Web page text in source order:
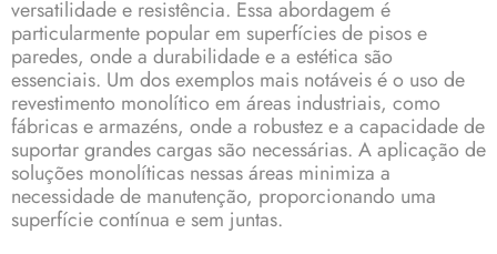
versatilidade e resistência. Essa abordagem é
particularmente popular em superfícies de pisos e
paredes, onde a durabilidade e a estética são
essenciais. Um dos exemplos mais notáveis é o uso de
revestimento monolítico em áreas industriais, como
fábricas e armazéns, onde a robustez e a capacidade de
suportar grandes cargas são necessárias. A aplicação de
soluções monolíticas nessas áreas minimiza a
necessidade de manutenção, proporcionando uma
superfície contínua e sem juntas.